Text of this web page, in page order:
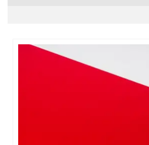
2.8mm Pleksi Levhalar